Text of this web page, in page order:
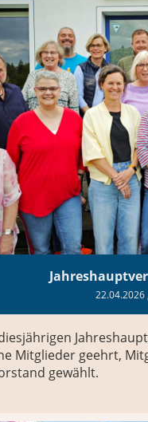
22.04.2026
Mitglieder geehrt,
gewählt.